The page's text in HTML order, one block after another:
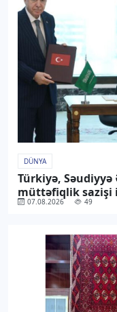
DÜNYA
Türkiyə,
müttəfiqlik sazişi
07.08.2026 49